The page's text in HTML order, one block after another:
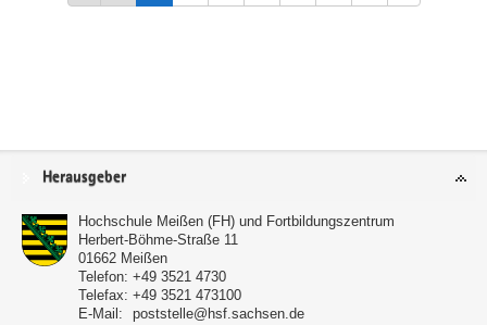
Service
Herausgeber
Hochschule Meißen (FH) und Fortbildungszentrum
Herbert-Böhme-Straße 11
01662 Meißen
Telefon: +49 3521 4730
Telefax: +49 3521 473100
E-Mail:
poststelle@hsf.sachsen.de